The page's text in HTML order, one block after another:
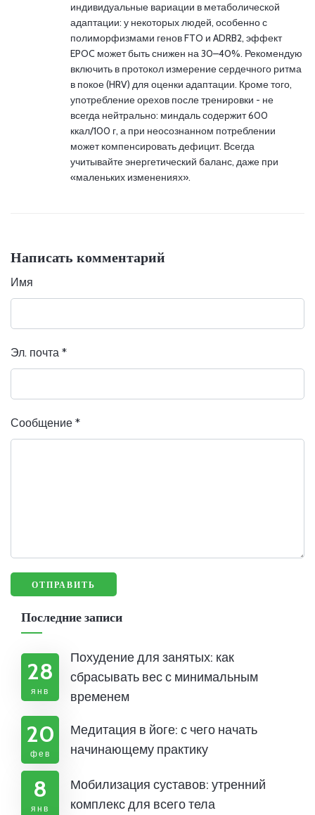
индивидуальные вариации в метаболической
адаптации: у некоторых людей, особенно с
полиморфизмами генов FTO и ADRB2, эффект
EPOC может быть снижен на 30–40%. Рекомендую
включить в протокол измерение сердечного ритма
в покое (HRV) для оценки адаптации. Кроме того,
употребление орехов после тренировки - не
всегда нейтрально: миндаль содержит 600
ккал/100 г, а при неосознанном потреблении
может компенсировать дефицит. Всегда
учитывайте энергетический баланс, даже при
«маленьких изменениях».
Написать комментарий
Имя
Эл. почта *
Сообщение *
Последние записи
28
янв
Похудение для занятых: как
сбрасывать вес с минимальным
временем
20
фев
Медитация в йоге: с чего начать
начинающему практику
8
янв
Мобилизация суставов: утренний
комплекс для всего тела